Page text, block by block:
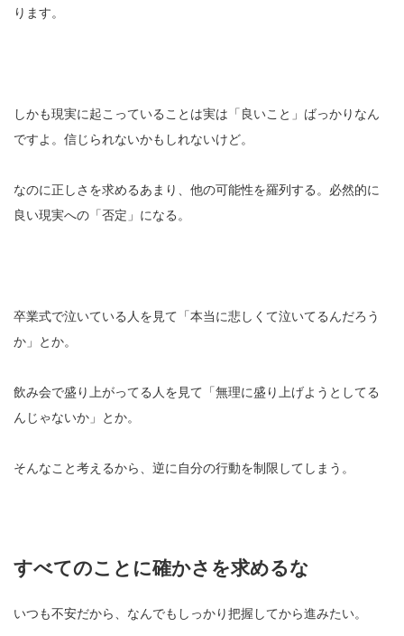
ります。
しかも現実に起こっていることは実は「良いこと」ばっかりなん
ですよ。信じられないかもしれないけど。
なのに正しさを求めるあまり、他の可能性を羅列する。必然的に
良い現実への「否定」になる。
卒業式で泣いている人を見て「本当に悲しくて泣いてるんだろう
か」とか。
飲み会で盛り上がってる人を見て「無理に盛り上げようとしてる
んじゃないか」とか。
そんなこと考えるから、逆に自分の行動を制限してしまう。
すべてのことに確かさを求めるな
いつも不安だから、なんでもしっかり把握してから進みたい。